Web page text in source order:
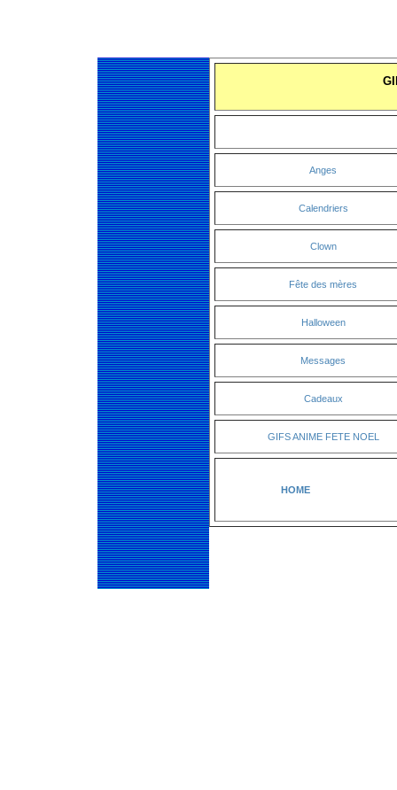
Anges
Calendriers
Clown
Fête des mères
Halloween
Messages
Cadeaux
GIFS ANIME FETE NOEL
HOME